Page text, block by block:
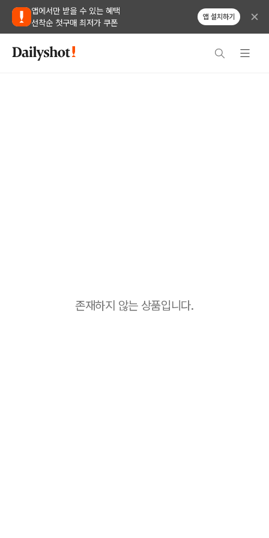
앱에서만 받을 수 있는 혜택
선착순 첫구매 최저가 쿠폰
앱 설치하기
존재하지 않는 상품입니다.